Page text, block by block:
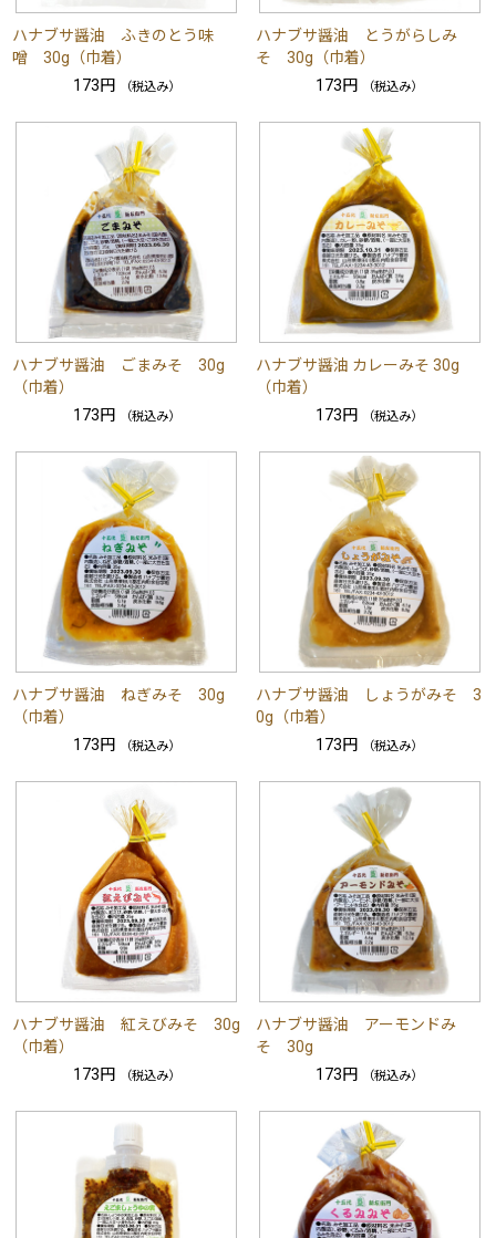
ハナブサ醤油 ふきのとう味
噌 30g（巾着）
173円
（税込み）
ハナブサ醤油 とうがらしみ
そ 30g（巾着）
173円
（税込み）
ハナブサ醤油 ごまみそ 30g
（巾着）
173円
（税込み）
ハナブサ醤油 カレーみそ 30g
（巾着）
173円
（税込み）
ハナブサ醤油 ねぎみそ 30g
（巾着）
173円
（税込み）
ハナブサ醤油 しょうがみそ 3
0g（巾着）
173円
（税込み）
ハナブサ醤油 紅えびみそ 30g
（巾着）
173円
（税込み）
ハナブサ醤油 アーモンドみ
そ 30g
173円
（税込み）